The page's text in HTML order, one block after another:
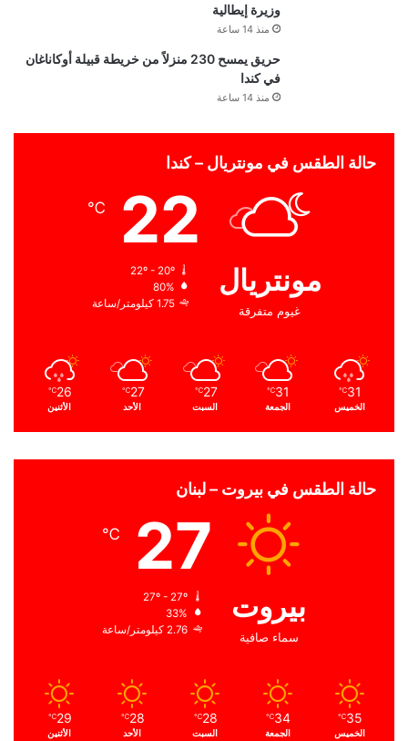
وزيرة إيطالية
منذ 14 ساعة
حريق يمسح 230 منزلاً من خريطة قبيلة أوكاناغان
في كندا
منذ 14 ساعة
حالة الطقس في مونتريال – كندا
مونتريال
غيوم متفرقة
22
℃
22º - 20º
80%
1.75 كيلومتر/ساعة
31
℃
الخميس
31
℃
الجمعة
27
℃
السبت
27
℃
الأحد
26
℃
الأثنين
حالة الطقس في بيروت – لبنان
بيروت
سماء صافية
27
℃
33%
2.76 كيلومتر/ساعة
35
℃
الخميس
34
℃
الجمعة
28
℃
السبت
28
℃
الأحد
29
℃
الأثنين